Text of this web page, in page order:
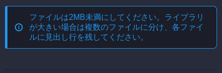
ファイルは2MB未満にしてください。ライブラリ
が大きい場合は複数のファイルに分け、各ファイ
ルに見出し行を残してください。